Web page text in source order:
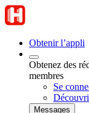
Obtenir l’appli
Obtenez des
membres
Se
Messages